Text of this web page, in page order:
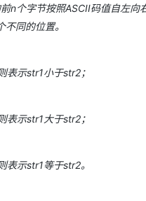
n个字节按照ASCII码值自左向
不同的位置。
表示str1小于str2；
表示str1大于str2；
表示str1等于str2。